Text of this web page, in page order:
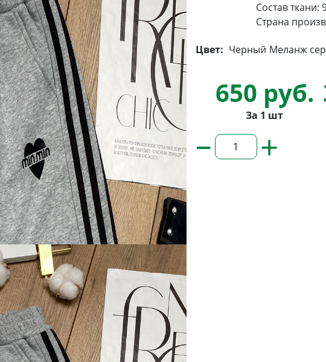
Состав ткани:
Страна
Цвет: Черный Меланж
650 руб.
За 1 шт
– +